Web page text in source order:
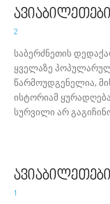
2
საბერძნეთის
ყველაზე
წარმოუდგენელია,
ისტორიამ
სურვილი არ
1